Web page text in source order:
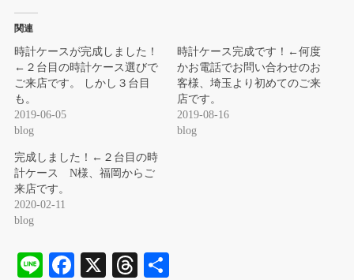
関連
時計ケースが完成しました！
←２台目の時計ケース選びで
ご来店です。 しかし３台目
も。
2019-06-05
blog
時計ケース完成です！←何度
かお電話でお問い合わせのお
客様、埼玉より初めてのご来
店です。
2019-08-16
blog
完成しました！←２台目の時
計ケース N様、福岡からご
来店です。
2020-02-11
blog
Li
Fa
X
T